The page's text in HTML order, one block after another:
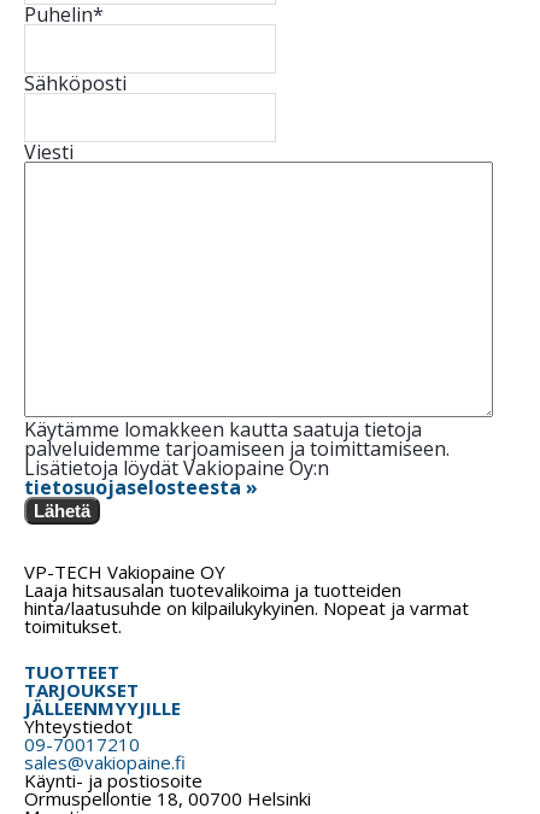
Puhelin*
Sähköposti
Viesti
Käytämme lomakkeen kautta saatuja tietoja
palveluidemme tarjoamiseen ja toimittamiseen.
Lisätietoja löydät Vakiopaine Oy:n
tietosuojaselosteesta »
Lähetä
VP-TECH Vakiopaine OY
Laaja hitsausalan tuotevalikoima ja tuotteiden
hinta/laatusuhde on kilpailukykyinen. Nopeat ja varmat
toimitukset.
TUOTTEET
TARJOUKSET
JÄLLEENMYYJILLE
Yhteystiedot
09-70017210
sales@vakiopaine.fi
Käynti- ja postiosoite
Ormuspellontie 18, 00700 Helsinki